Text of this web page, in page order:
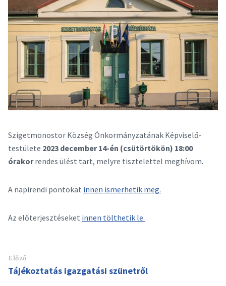
Szigetmonostor Község Önkormányzatának Képviselő-
testülete 2023 december 14-én (csütörtökön) 18:00
órakorrendes ülést tart, melyre tisztelettel meghívom.
A napirendi pontokat innen ismerhetik meg.
Az előterjesztéseket innen tölthetik le.
Előző
Tájékoztatás igazgatási szünetről